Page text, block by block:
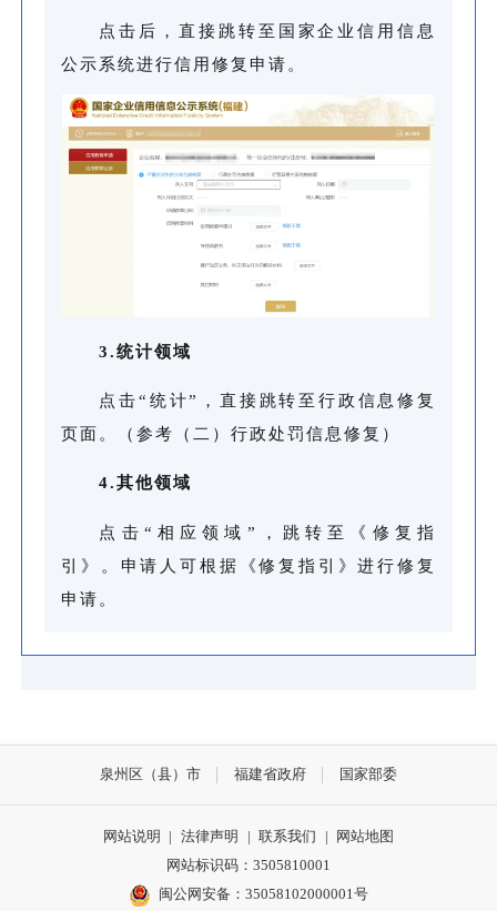
点击后，直接跳转至国家企业信用信息
公示系统进行信用修复申请。
3.统计领域
点击“统计”，直接跳转至行政信息修复
页面。（参考（二）行政处罚信息修复）
4.其他领域
点击“相应领域”，跳转至《修复指
引》。申请人可根据《修复指引》进行修复
申请。
泉州区（县）市 福建省政府 国家部委
网站说明 | 法律声明 | 联系我们 | 网站地图
网站标识码：3505810001
闽公网安备：35058102000001号